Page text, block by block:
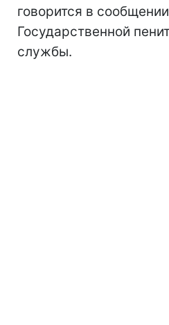
говорится в
Государственной
службы.